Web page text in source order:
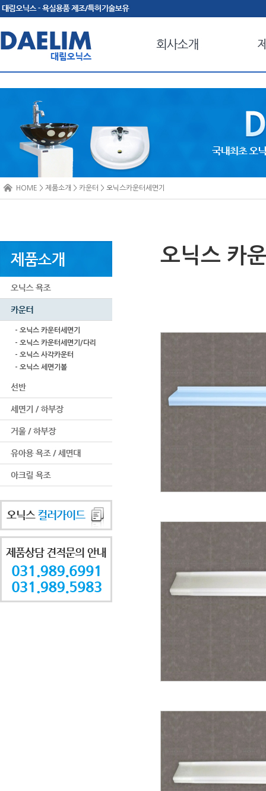
HOME > 제품소개 > 카운터 > 오닉스카운터세면기
- 오닉스 카운터세면기
- 오닉스 카운터세면기/다리
- 오닉스 사각카운터
- 오닉스 세면기볼
오닉스 카